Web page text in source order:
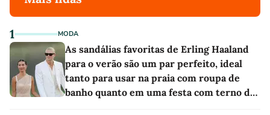
1 MODA
As sandálias favoritas de Erling Haaland
para o verão são um par perfeito, ideal
tanto para usar na praia com roupa de
banho quanto em uma festa com terno de